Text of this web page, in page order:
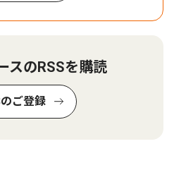
スのRSSを購読
のご登録